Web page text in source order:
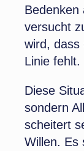
Bedenken
versucht
wird, dass
Linie fehlt.
Diese
sondern
scheitert
Willen. Es